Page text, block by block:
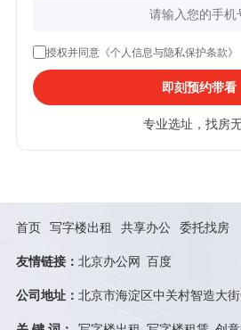
授权并同意《个人信息与隐私保护条款》
即刻预约带看
专业选址，找房
首页 写字楼出租 共享办公 委托找房
友情链接： 北京办公网 百度
公司地址： 北京市海淀区中关村智造大